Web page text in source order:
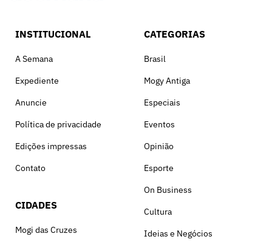
INSTITUCIONAL
A Semana
Expediente
Anuncie
Política de privacidade
Edições impressas
Contato
CIDADES
Mogi das Cruzes
CATEGORIAS
Brasil
Mogy Antiga
Especiais
Eventos
Opinião
Esporte
On Business
Cultura
Ideias e Negócios